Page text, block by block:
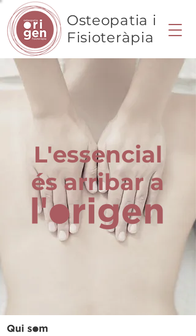
Osteopatia i
Fisioteràpia
L'essencial
és arribar a